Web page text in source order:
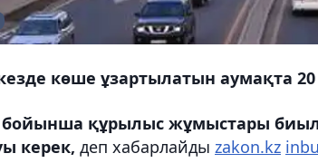
кезде көше ұзартылатын аумақта
құрылыс жұмыстары
керек, деп хабарлайды zakon.kz